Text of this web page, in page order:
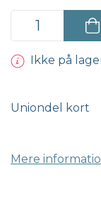
Ikke på
Uniondel kort
Mere